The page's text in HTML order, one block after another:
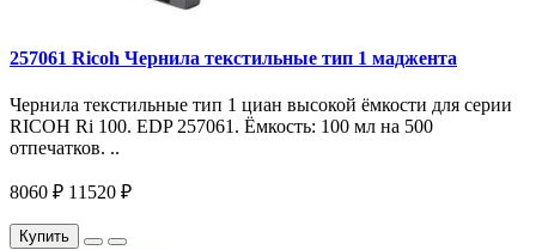
257061 Ricoh Чернила текстильные тип 1 маджента
Чернила текстильные тип 1 циан высокой ёмкости для серии
RICOH Ri 100. EDP 257061. Ёмкость: 100 мл на 500
отпечатков. ..
8060 ₽ 11520 ₽
Купить